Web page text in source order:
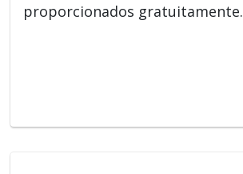
proporcionados gratuitamente.